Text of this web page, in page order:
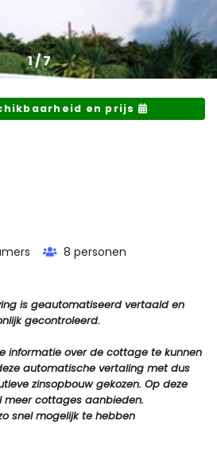
1/7
en prijs
8 personen
is geautomatiseerd vertaald en
gecontroleerd.
informatie over de cottage te kunnen
automatische vertaling met dus
zinsopbouw gekozen. Op deze
meer cottages aanbieden.
snel mogelijk te hebben